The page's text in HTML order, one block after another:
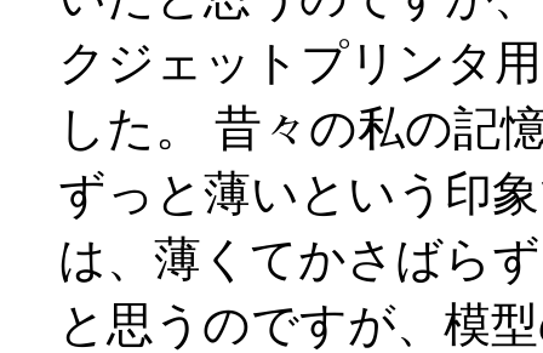
クジェットプリンタ
した。 昔々の私の記
ずっと薄いという印
は、薄くてかさばら
と思うのですが、模